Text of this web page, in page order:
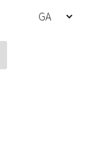
GA